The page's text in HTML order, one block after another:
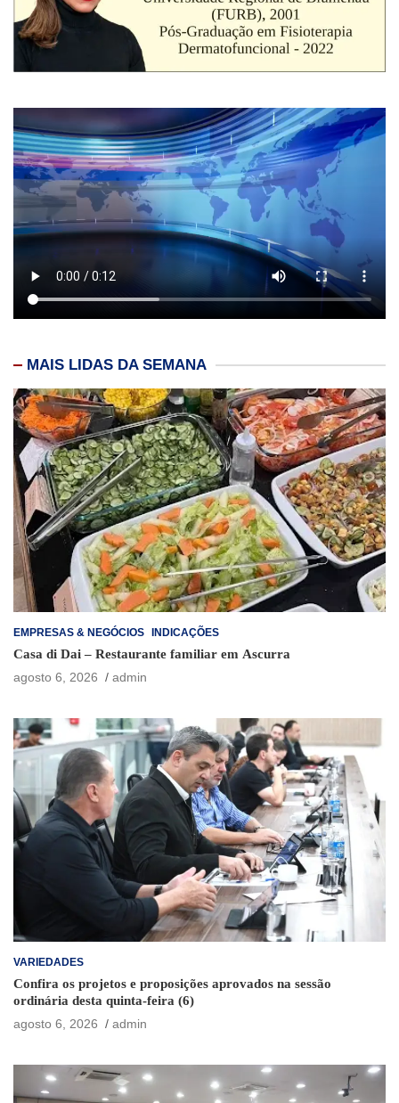
MAIS LIDAS DA SEMANA
EMPRESAS & NEGÓCIOS INDICAÇÕES
Casa di Dai – Restaurante familiar em Ascurra
agosto 6, 2026
admin
VARIEDADES
Confira os projetos e proposições aprovados na sessão
ordinária desta quinta-feira (6)
agosto 6, 2026
admin